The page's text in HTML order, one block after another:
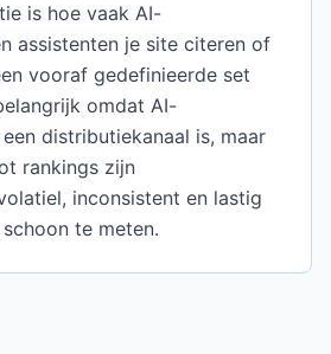
is hoe vaak AI-
assistenten je site citeren of
vooraf gedefinieerde set
omdat AI-
distributiekanaal is, maar
rankings zijn
inconsistent en lastig
te meten.